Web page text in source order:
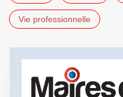
Vie professionnelle